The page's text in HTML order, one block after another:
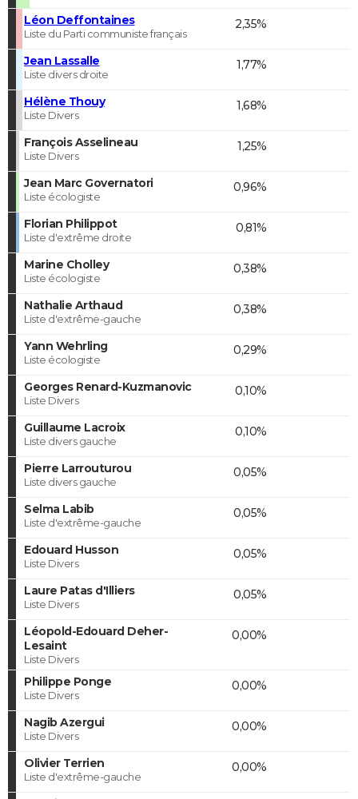
Léon Deffontaines
Liste du Parti communiste français
2,35%
Jean Lassalle
Liste divers droite
1,77%
Hélène Thouy
Liste Divers
1,68%
François Asselineau
Liste Divers
1,25%
Jean Marc Governatori
Liste écologiste
0,96%
Florian Philippot
Liste d'extrême droite
0,81%
Marine Cholley
Liste écologiste
0,38%
Nathalie Arthaud
Liste d'extrême-gauche
0,38%
Yann Wehrling
Liste écologiste
0,29%
Georges Renard-Kuzmanovic
Liste Divers
0,10%
Guillaume Lacroix
Liste divers gauche
0,10%
Pierre Larrouturou
Liste divers gauche
0,05%
Selma Labib
Liste d'extrême-gauche
0,05%
Edouard Husson
Liste Divers
0,05%
Laure Patas d'Illiers
Liste Divers
0,05%
Léopold-Edouard Deher-
Lesaint
Liste Divers
0,00%
Philippe Ponge
Liste Divers
0,00%
Nagib Azergui
Liste Divers
0,00%
Olivier Terrien
Liste d'extrême-gauche
0,00%